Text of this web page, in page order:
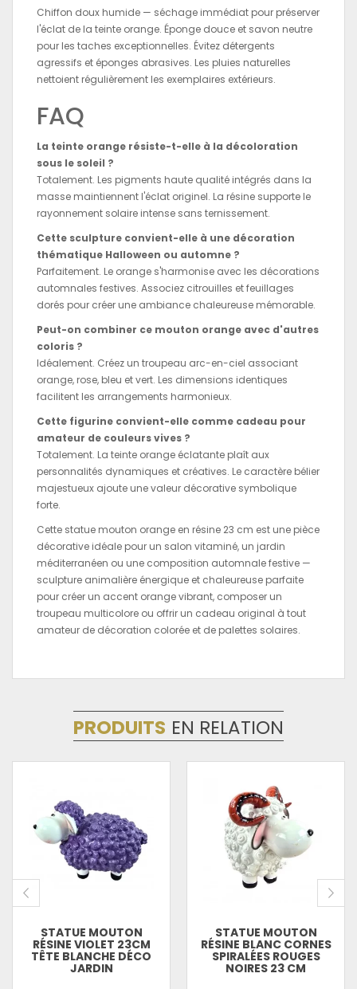
Chiffon doux humide — séchage immédiat pour préserver
l'éclat de la teinte orange. Éponge douce et savon neutre
pour les taches exceptionnelles. Évitez détergents
agressifs et éponges abrasives. Les pluies naturelles
nettoient régulièrement les exemplaires extérieurs.
FAQ
La teinte orange résiste-t-elle à la décoloration
sous le soleil ?
Totalement. Les pigments haute qualité intégrés dans la
masse maintiennent l'éclat originel. La résine supporte le
rayonnement solaire intense sans ternissement.
Cette sculpture convient-elle à une décoration
thématique Halloween ou automne ?
Parfaitement. Le orange s'harmonise avec les décorations
automnales festives. Associez citrouilles et feuillages
dorés pour créer une ambiance chaleureuse mémorable.
Peut-on combiner ce mouton orange avec d'autres
coloris ?
Idéalement. Créez un troupeau arc-en-ciel associant
orange, rose, bleu et vert. Les dimensions identiques
facilitent les arrangements harmonieux.
Cette figurine convient-elle comme cadeau pour
amateur de couleurs vives ?
Totalement. La teinte orange éclatante plaît aux
personnalités dynamiques et créatives. Le caractère bélier
majestueux ajoute une valeur décorative symbolique
forte.
Cette statue mouton orange en résine 23 cm est une pièce
décorative idéale pour un salon vitaminé, un jardin
méditerranéen ou une composition automnale festive —
sculpture animalière énergique et chaleureuse parfaite
pour créer un accent orange vibrant, composer un
troupeau multicolore ou offrir un cadeau original à tout
amateur de décoration colorée et de palettes solaires.
PRODUITS EN RELATION
STATUE MOUTON
RÉSINE VIOLET 23CM
TÊTE BLANCHE DÉCO
JARDIN
STATUE MOUTON
RÉSINE BLANC CORNES
SPIRALÉES ROUGES
NOIRES 23 CM